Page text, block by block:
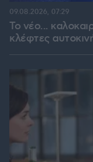
Το νέο...
κλέφτες
09.08.2026, 07:29